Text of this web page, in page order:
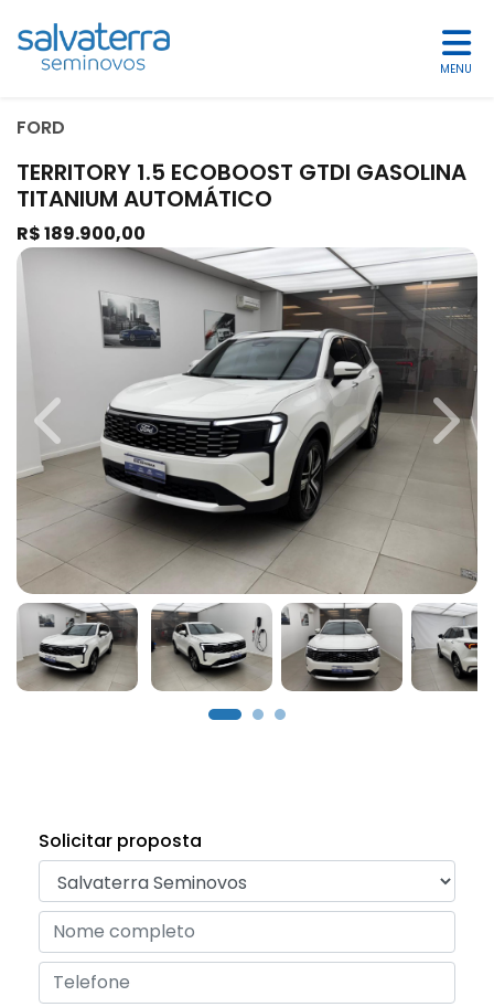
MENU
FORD
TERRITORY 1.5 ECOBOOST GTDI GASOLINA
TITANIUM AUTOMÁTICO
R$ 189.900,00
Previous Next
Solicitar proposta